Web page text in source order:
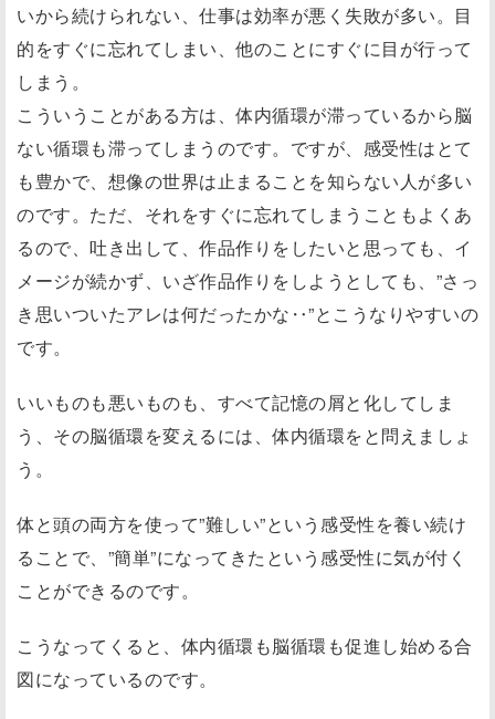
いから続けられない、仕事は効率が悪く失敗が多い。目
的をすぐに忘れてしまい、他のことにすぐに目が行って
しまう。
こういうことがある方は、体内循環が滞っているから脳
ない循環も滞ってしまうのです。ですが、感受性はとて
も豊かで、想像の世界は止まることを知らない人が多い
のです。ただ、それをすぐに忘れてしまうこともよくあ
るので、吐き出して、作品作りをしたいと思っても、イ
メージが続かず、いざ作品作りをしようとしても、”さっ
き思いついたアレは何だったかな‥”とこうなりやすいの
です。
いいものも悪いものも、すべて記憶の屑と化してしま
う、その脳循環を変えるには、体内循環をと問えましょ
う。
体と頭の両方を使って”難しい”という感受性を養い続け
ることで、”簡単”になってきたという感受性に気が付く
ことができるのです。
こうなってくると、体内循環も脳循環も促進し始める合
図になっているのです。